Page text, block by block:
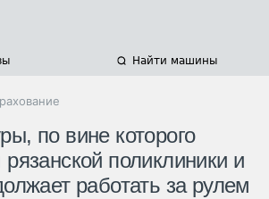
Найти машины
по вине которого
рязанской поликлиники и
работать за рулем